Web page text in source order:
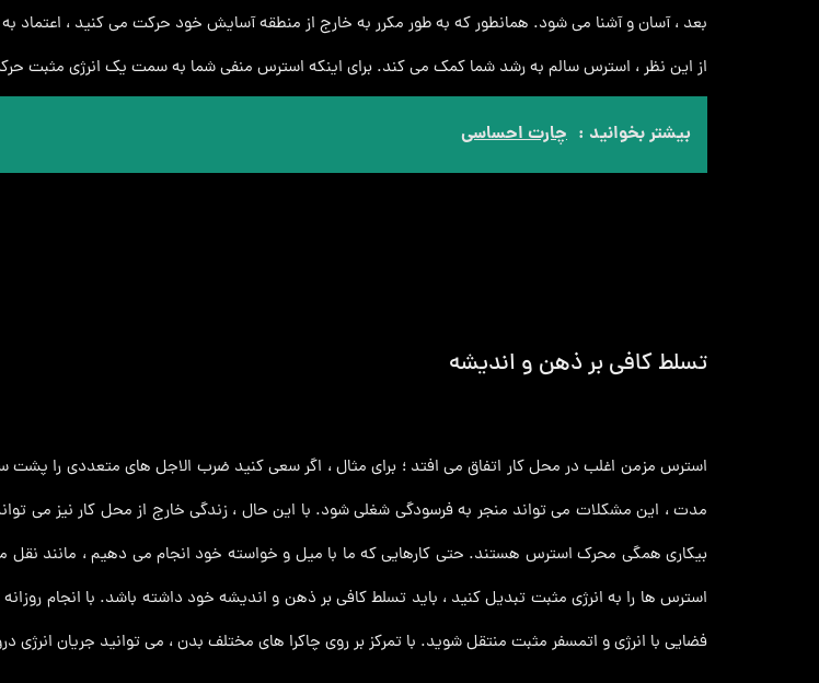
بعد ، آسان و آشنا می شود. همانطور که به طور مکرر به خارج از منطقه آسایش خود حرکت می کنید ،
از این نظر ، استرس سالم به رشد شما کمک می کند. برای اینکه استرس منفی شما به سمت یک انرژی مثبت
بیشتر بخوانید : چارت احساسی
تسلط کافی بر ذهن و اندیشه
استرس مزمن اغلب در محل کار اتفاق می‌ افتد ؛ برای مثال ، اگر سعی کنید ضرب‌ الاجل‌ های متعددی را پشت
مدت ، این مشکلات می تواند منجر به فرسودگی شغلی شود. با این حال ، زندگی خارج از محل کار نیز می
بیکاری همگی محرک استرس هستند. حتی کارهایی که ما با میل و خواسته خود انجام می دهیم ، مانند نقل
فضایی با انرژی و اتمسفر مثبت منتقل شوید. با تمرکز بر روی چاکرا های مختلف بدن ، می توانید جریان انرژی